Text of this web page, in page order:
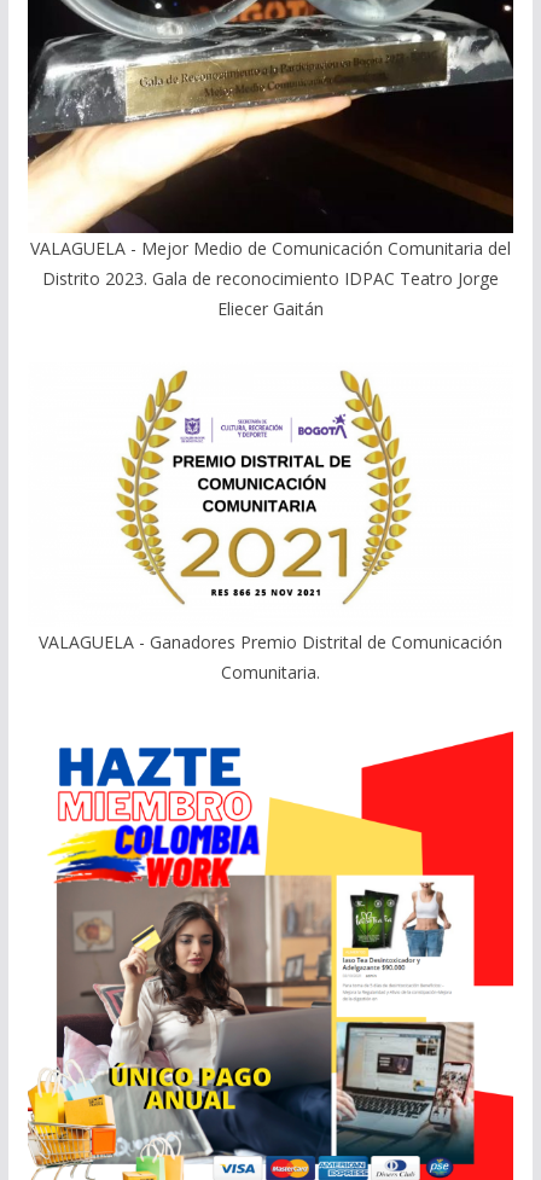
VALAGUELA - Mejor Medio de Comunicación Comunitaria del
Distrito 2023. Gala de reconocimiento IDPAC Teatro Jorge
Eliecer Gaitán
VALAGUELA - Ganadores Premio Distrital de Comunicación
Comunitaria.